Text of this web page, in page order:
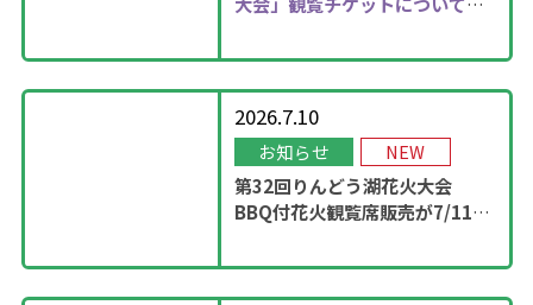
2026.7.10
お知らせ NEW
第32回りんどう湖花火大会
BBQ付花火観覧席販売が7/11